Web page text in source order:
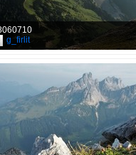
g_firlit